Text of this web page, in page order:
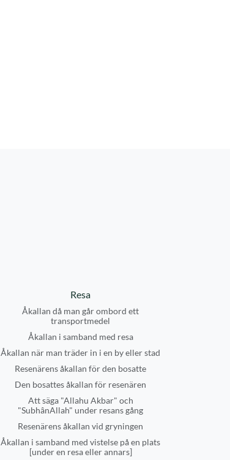
Resa
Åkallan då man går ombord ett
transportmedel
Åkallan i samband med resa
Åkallan när man träder in i en by eller stad
Resenärens åkallan för den bosatte
Den bosattes åkallan för resenären
Att säga "Allahu Akbar" och
"SubhânAllah" under resans gång
Resenärens åkallan vid gryningen
Åkallan i samband med vistelse på en plats
[under en resa eller annars]